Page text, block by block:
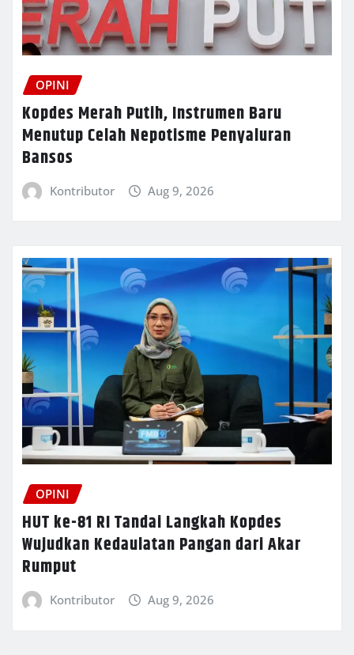
OPINI
Kopdes Merah Putih, Instrumen Baru
Menutup Celah Nepotisme Penyaluran
Bansos
Kontributor Aug 9, 2026
OPINI
HUT ke-81 RI Tandai Langkah Kopdes
Wujudkan Kedaulatan Pangan dari Akar
Rumput
Kontributor Aug 9, 2026